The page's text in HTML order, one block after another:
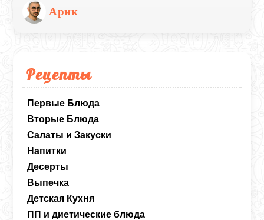
Рецепты
Первые Блюда
Вторые Блюда
Салаты и Закуски
Напитки
Десерты
Выпечка
Детская Кухня
ПП и диетические блюда
вариантом для домашнего обеда или ужина.
Арик